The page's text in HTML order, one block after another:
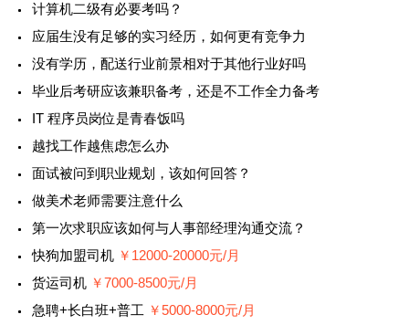
计算机二级有必要考吗？
应届生没有足够的实习经历，如何更有竞争力
没有学历，配送行业前景相对于其他行业好吗
毕业后考研应该兼职备考，还是不工作全力备考
IT 程序员岗位是青春饭吗
越找工作越焦虑怎么办
面试被问到职业规划，该如何回答？
做美术老师需要注意什么
第一次求职应该如何与人事部经理沟通交流？
快狗加盟司机 ￥12000-20000元/月
货运司机 ￥7000-8500元/月
急聘+长白班+普工 ￥5000-8000元/月